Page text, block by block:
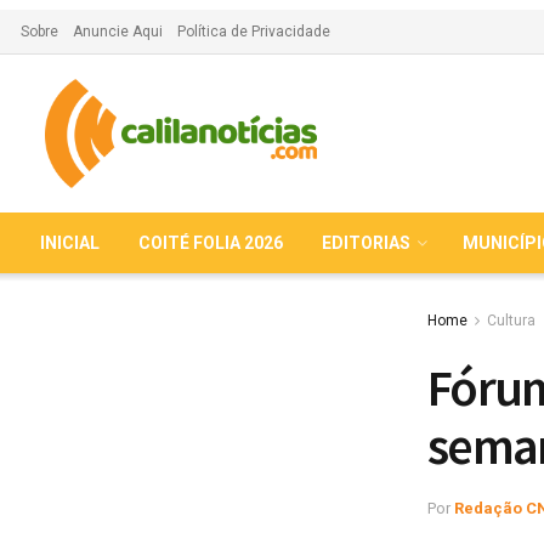
Sobre Anuncie Aqui Política de Privacidade
INICIAL COITÉ FOLIA 2026 EDITORIAS
Home Cultura
Por Redação